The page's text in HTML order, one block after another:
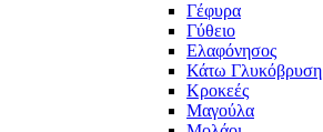
Γέφυρα
Γύθειο
Ελαφόνησος
Κάτω Γλυκόβρυση
Κροκεές
Μαγούλα